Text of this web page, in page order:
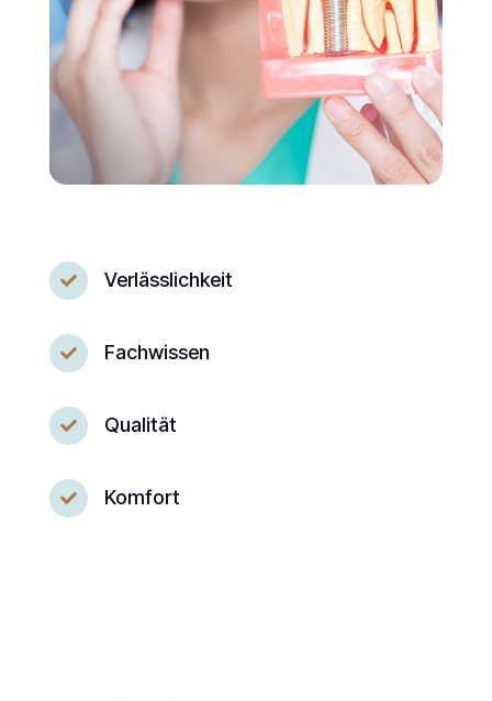
 Verlässlichkeit
 Fachwissen
 Qualität
 Komfort